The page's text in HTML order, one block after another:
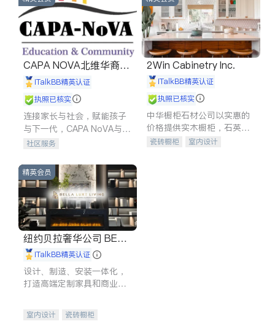
索赔
律师-其它 保释
CAPA NOVA北维华裔家
长会iTalkBB精英认证
执照已核实
连接家长与社会，赋能孩子
与下一代，CAPA NoVA与您
携手建设包容、公平、充满
社区服务
2Win Cabinetry Inc.
iTalkBB精英认证
执照已核实
中华橱柜石材公司以实惠的
价格提供实木橱柜，石英石
台面，多种优质不锈钢水
瓷砖橱柜
室内设计
精英会员
纽约贝拉奢华公司 BELL
A LUXE
iTalkBB精英认证
设计、制造、安装一体化，
打造高端定制家具和商业空
室内设计
瓷砖橱柜